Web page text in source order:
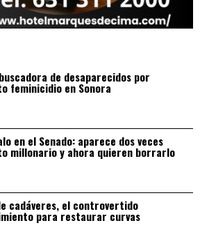
de desaparecidos por
feminicidio en Sonora
en el Senado: aparece dos veces
millonario y ahora quieren borrarlo
cadáveres, el controvertido
para restaurar curvas